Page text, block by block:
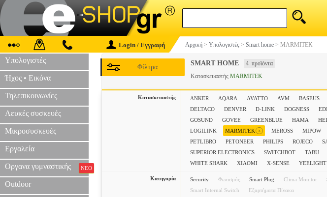
Login / Εγγραφή Αρχική > Υπολογιστές > Smart home > MARMITEK
Υπολογιστές
Ήχος • Εικόνα
Τηλεπικοινωνίες
Λευκές συσκευές
Μικροσυσκευές
Εργαλεία
Οργανα γυμναστικής ΝΕΟ
Outdoor
SMART HOME 4 προϊόντα
Φίλτρα
Κατασκευαστής MARMITEK
Κατασκευαστής ANKER AQARA AVATTO AVM BASEUS
DELTACO
DENVER D-LINK DOGNESS
GOSUND
GOVEE GREENBLUE HAMA
LOGILINK
MARMITEK x MEROSS MIPOW
PETLIBRO
PETONEER PHILIPS ROJECO
SUPERIOR ELECTRONICS
SWITCHBOT TABU
WHITE SHARK
XIAOMI X-SENSE YEELIGHT
Κατηγορία Security Φωτισμός Smart Plug Clima Monitor
Smart Internal Switch
Εξαρτήματα Πίνακα